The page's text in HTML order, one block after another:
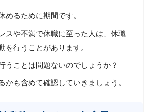
めるために期間です。
スや不満で休職に至った人は、休職
を行うことがあります。
うことは問題ないのでしょうか？
かも含めて確認していきましょう。